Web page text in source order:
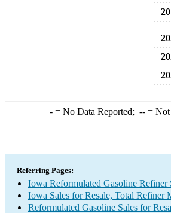
-= No Data Reported; --= Not
Referring Pages:
Iowa Reformulated Gasoline Refiner
Iowa Sales for Resale, Total Refiner
Reformulated Gasoline Sales for